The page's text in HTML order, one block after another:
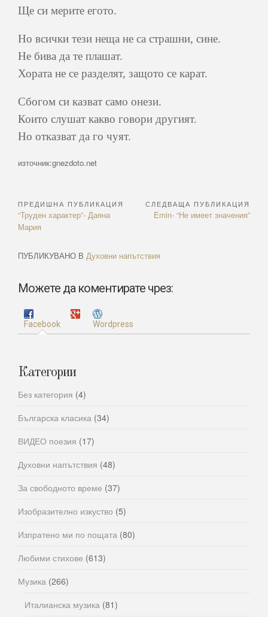
Ще си мерите егото.
Но всички тези неща не са страшни, сине.
Не бива да те плашат.
Хората не се разделят, защото се карат.
Сбогом си казват само онези.
Които слушат какво говори другият.
Но отказват да го чуят.
източник:gnezdoto.net
Навигация
ПРЕДИШНА ПУБЛИКАЦИЯ
Previous
Article:
“Труден характер”- Даяна
Мария
СЛЕДВАЩА ПУБЛИКАЦИЯ
Next
Emin- “Не имеет значения”
ПУБЛИКУВАНО В Духовни напътствия
Можете да коментирате чрез:
Facebook Wordpress
Категории
Без категория (4)
Българска класика (34)
ВИДЕО поезия (17)
Духовни напътствия (48)
За свободното време (37)
Изобразително изкуство (5)
Изпратено ми по пощата (80)
Любими стихове (613)
Музика (266)
Италианска музика (81)